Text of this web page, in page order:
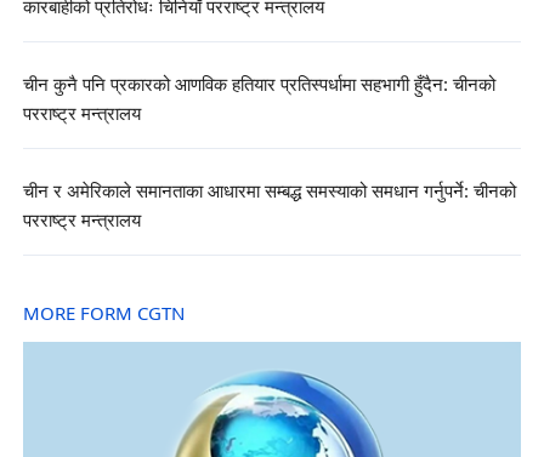
कारबाहीको प्रतिरोधः चिनियाँ परराष्ट्र मन्त्रालय
चीन कुनै पनि प्रकारको आणविक हतियार प्रतिस्पर्धामा सहभागी हुँदैन: चीनको
परराष्ट्र मन्त्रालय
चीन र अमेरिकाले समानताका आधारमा सम्बद्ध समस्याको समधान गर्नुपर्ने: चीनको
परराष्ट्र मन्त्रालय
MORE FORM CGTN